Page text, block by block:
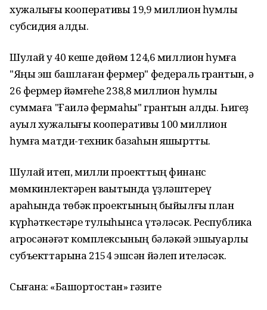
хужалығы кооперативы 19,9 миллион һумлыҡ
субсидия алды.
Шулай уҡ 40 кеше дөйөм 124,6 миллион һумға
"Яңы эш башлаған фермер" федераль грантын, ә
26 фермер йәмғеһе 238,8 миллион һумлыҡ
суммаға "Ғаилә фермаһы" грантын алды. Һигеҙ
ауыл хужалығы кооперативы 100 миллион
һумға матди-техник базаһын яҡшыртты.
Шулай итеп, милли проекттың финанс
мөмкинлектәрен ваҡытында үҙләштереү
арҡаһында төбәк проектының быйылғы план
күрһәткестәре тулыһынса үтәләсәк. Республика
агросәнәғәт комплексының бәләкәй эшҡыуарлыҡ
субъекттарына 2154 эшсән йәлеп ителәсәк.
Сығанаҡ: «Башҡортостан» гәзите